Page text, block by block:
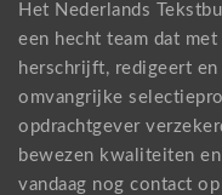
Het Nederlands
een hecht team dat
herschrijft, redigeert
omvangrijke
opdrachtgever
bewezen kwaliteiten
vandaag nog contact op